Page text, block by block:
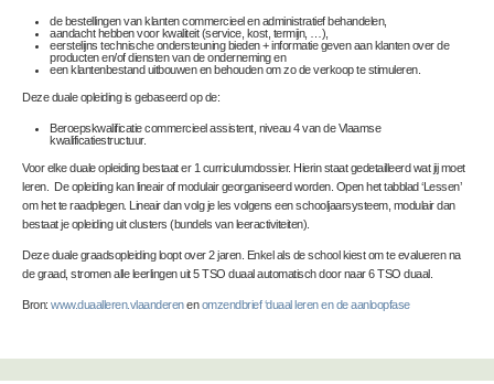
de bestellingen van klanten commercieel en administratief behandelen,
aandacht hebben voor kwaliteit (service, kost, termijn, …),
eerstelijns technische ondersteuning bieden + informatie geven aan klanten over de
producten en/of diensten van de onderneming en
een klantenbestand uitbouwen en behouden om zo de verkoop te stimuleren.
Deze duale opleiding is gebaseerd op de:
Beroepskwalificatie commercieel assistent, niveau 4 van de Vlaamse
kwalificatiestructuur.
Voor elke duale opleiding bestaat er 1 curriculumdossier. Hierin staat gedetailleerd wat jij moet
leren. De opleiding kan lineair of modulair georganiseerd worden. Open het tabblad ‘Lessen’
om het te raadplegen. Lineair dan volg je les volgens een schooljaarsysteem, modulair dan
bestaat je opleiding uit clusters (bundels van leeractiviteiten).
Deze duale graadsopleiding loopt over 2 jaren. Enkel als de school kiest om te evalueren na
de graad, stromen alle leerlingen uit 5 TSO duaal automatisch door naar 6 TSO duaal.
Bron: www.duaalleren.vlaanderenenomzendbrief ‘duaal leren en de aanloopfase